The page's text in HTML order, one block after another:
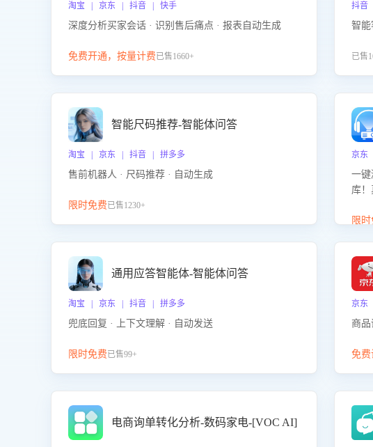
淘宝 | 京东 | 抖音 | 快手
深度分析买家会话 · 识别售后痛点 · 报表自动生成
免费开通，按量计费已售1660+
抖
智能
已售
智能尺码推荐-智能体问答
淘宝 | 京东 | 抖音 | 拼多多
售前机器人 · 尺码推荐 · 自动生成
限时免费已售1230+
京
一键
库
升
限
通用应答智能体-智能体问答
淘宝 | 京东 | 抖音 | 拼多多
兜底回复 · 上下文理解 · 自动发送
限时免费已售99+
京东
商品
免费
电商询单转化分析-数码家电-[VOC AI]